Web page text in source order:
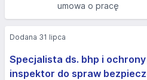
umowa o pracę
Specjalista ds. bhp i
inspektor do spraw
Dodana 31 lipca